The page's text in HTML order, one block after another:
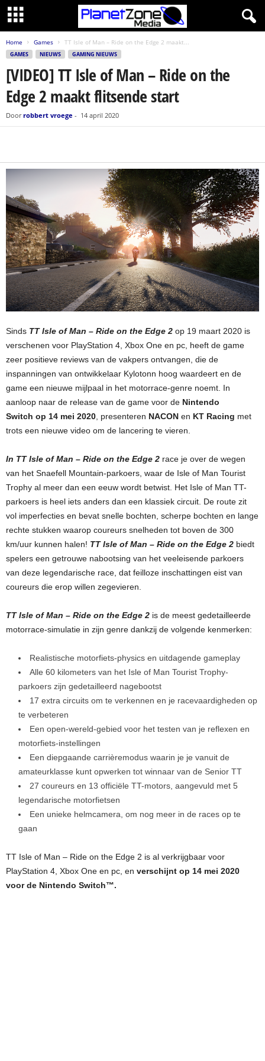
Home Games TT Isle of Man – Ride on the Edge 2 maakt...
GAMES NIEUWS GAMING NIEUWS
[VIDEO] TT Isle of Man – Ride on the
Edge 2 maakt flitsende start
Door robbert vroege - 14 april 2020
Sinds TT Isle of Man – Ride on the Edge 2 op 19 maart 2020 is
verschenen voor PlayStation 4, Xbox One en pc, heeft de game
zeer positieve reviews van de vakpers ontvangen, die de
inspanningen van ontwikkelaar Kylotonn hoog waardeert en de
game een nieuwe mijlpaal in het motorrace-genre noemt. In
aanloop naar de release van de game voor de Nintendo
Switch op 14 mei 2020 , presenteren NACON en KT Racing met
trots een nieuwe video om de lancering te vieren.
In TT Isle of Man – Ride on the Edge 2 race je over de wegen
van het Snaefell Mountain-parkoers, waar de Isle of Man Tourist
Trophy al meer dan een eeuw wordt betwist. Het Isle of Man TT-
parkoers is heel iets anders dan een klassiek circuit. De route zit
vol imperfecties en bevat snelle bochten, scherpe bochten en lange
rechte stukken waarop coureurs snelheden tot boven de 300
km/uur kunnen halen! TT Isle of Man – Ride on the Edge 2 biedt
spelers een getrouwe nabootsing van het veeleisende parkoers
van deze legendarische race, dat feilloze inschattingen eist van
coureurs die erop willen zegevieren.
TT Isle of Man – Ride on the Edge 2 is de meest gedetailleerde
motorrace-simulatie in zijn genre dankzij de volgende kenmerken:
Realistische motorfiets-physics en uitdagende gameplay
Alle 60 kilometers van het Isle of Man Tourist Trophy-
parkoers zijn gedetailleerd nagebootst
17 extra circuits om te verkennen en je racevaardigheden op
te verbeteren
Een open-wereld-gebied voor het testen van je reflexen en
motorfiets-instellingen
Een diepgaande carrièremodus waarin je je vanuit de
amateurklasse kunt opwerken tot winnaar van de Senior TT
27 coureurs en 13 officiële TT-motors, aangevuld met 5
legendarische motorfietsen
Een unieke helmcamera, om nog meer in de races op te
gaan
TT Isle of Man – Ride on the Edge 2 is al verkrijgbaar voor
PlayStation 4, Xbox One en pc, en verschijnt op 14 mei 2020
voor de Nintendo Switch™.